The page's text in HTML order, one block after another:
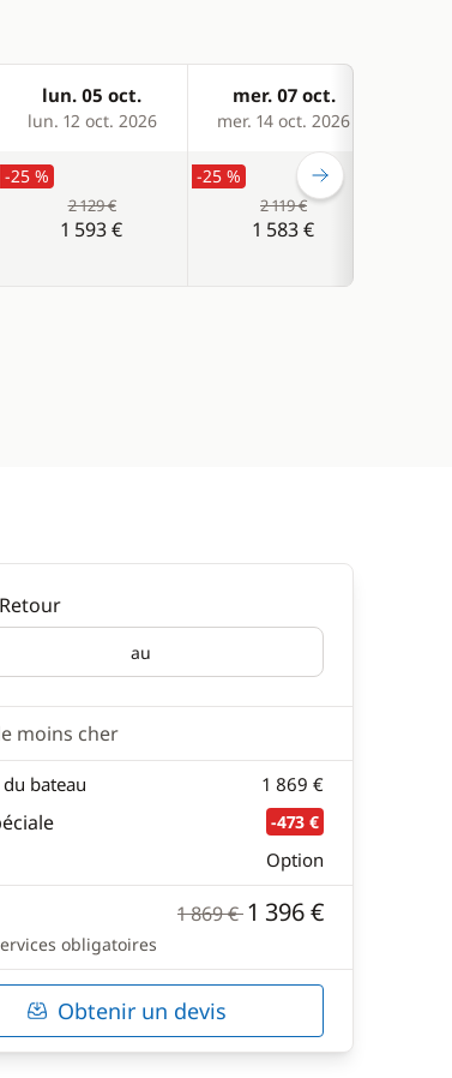
lun. 05 oct.
lun. 12 oct. 2026
mer. 07 oct.
mer. 14 oct. 2026
-25 %
2 129 €
1 593 €
-25 %
2 119 €
1 583 €
au
Retour
moins cher
bateau 1 869 €
-473 €
Option
1 869 €1 396 €
obligatoires
Obtenir un devis